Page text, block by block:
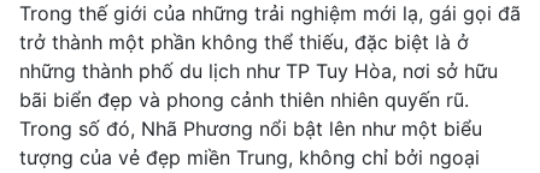
Trong thế giới của những trải nghiệm mới lạ, gái gọi đã
trở thành một phần không thể thiếu, đặc biệt là ở
những thành phố du lịch như TP Tuy Hòa, nơi sở hữu
bãi biển đẹp và phong cảnh thiên nhiên quyến rũ.
Trong số đó, Nhã Phương nổi bật lên như một biểu
tượng của vẻ đẹp miền Trung, không chỉ bởi ngoại